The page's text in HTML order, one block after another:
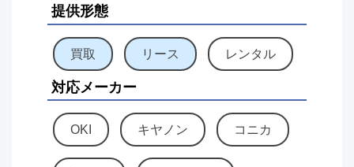
提供形態
買取 リース レンタル
対応メーカー
OKI キヤノン コニカ